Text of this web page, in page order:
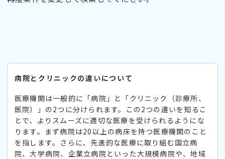
病院とクリニックの違いについて
医療機関は一般的に「病院」と「クリニック（診療所、
医院）」の2つに分けられます。この2つの違いを知るこ
とで、よりスムーズに適切な医療を受けられるようにな
ります。まず病院は20以上の病床を持つ医療機関のこと
を指します。さらに、先進的な医療に取り組む国立病
院、大学病院、企業立病院といった大規模病院や、地域